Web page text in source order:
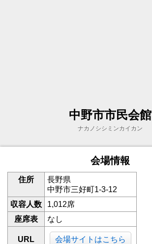
中野市市民会館
ナカノシシミンカイカン
会場情報
住所
長野県
中野市三好町1-3-12
収容人数
1,012席
座席表
なし
URL 会場サイトはこちら